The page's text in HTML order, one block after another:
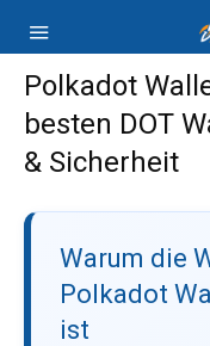
Polkadot
besten DOT
& Sicherheit
Warum die
Polkadot
ist